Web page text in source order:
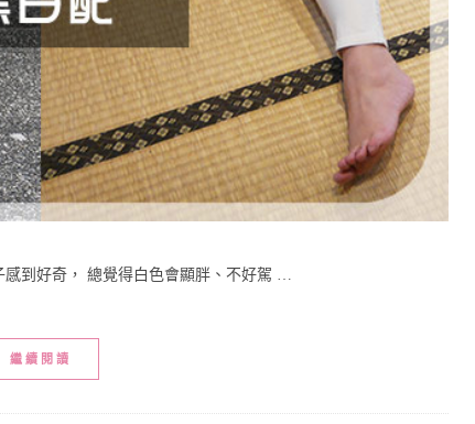
到好奇， 總覺得白色會顯胖、不好駕 …
繼續閱讀